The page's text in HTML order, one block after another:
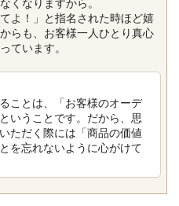
くなりますから。
よ！」と指名された時ほど嬉
らも、お客様一人ひとり真心
ています。
ことは、「お客様のオーデ
いうことです。だから、思
ただく際には「商品の価値
を忘れないように心がけて